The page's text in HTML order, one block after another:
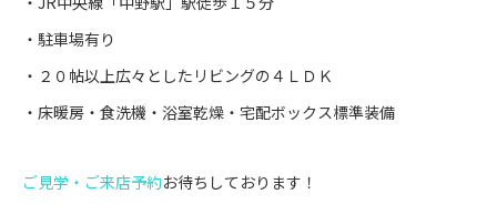
・駐車場有り
・２０帖以上広々としたリビングの４ＬＤＫ
・床暖房・食洗機・浴室乾燥・宅配ボックス標準装備
ご見学・ご来店予約お待ちしております！